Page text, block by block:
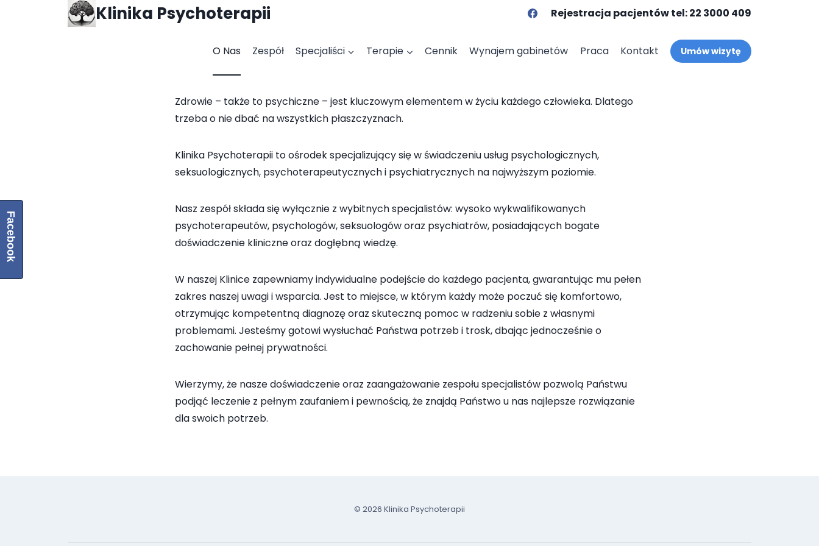
Klinika Psychoterapii Rejestracja pacjentów tel: 22 3000 409
O Nas Zespół Specjaliści Terapie Cennik Wynajem gabinetów Praca Kontakt Umów wizytę
Zdrowie – także to psychiczne – jest kluczowym elementem w życiu każdego człowieka. Dlatego
trzeba o nie dbać na wszystkich płaszczyznach.
Klinika Psychoterapii to ośrodek specjalizujący się w świadczeniu usług psychologicznych,
seksuologicznych, psychoterapeutycznych i psychiatrycznych na najwyższym poziomie.
Nasz zespół składa się wyłącznie z wybitnych specjalistów: wysoko wykwalifikowanych
psychoterapeutów, psychologów, seksuologów oraz psychiatrów, posiadających bogate
doświadczenie kliniczne oraz dogłębną wiedzę.
W naszej Klinice zapewniamy indywidualne podejście do każdego pacjenta, gwarantując mu pełen
zakres naszej uwagi i wsparcia. Jest to miejsce, w którym każdy może poczuć się komfortowo,
otrzymując kompetentną diagnozę oraz skuteczną pomoc w radzeniu sobie z własnymi
problemami. Jesteśmy gotowi wysłuchać Państwa potrzeb i trosk, dbając jednocześnie o
zachowanie pełnej prywatności.
Wierzymy, że nasze doświadczenie oraz zaangażowanie zespołu specjalistów pozwolą Państwu
podjąć leczenie z pełnym zaufaniem i pewnością, że znajdą Państwo u nas najlepsze rozwiązanie
dla swoich potrzeb.
© 2026 Klinika Psychoterapii
Facebook